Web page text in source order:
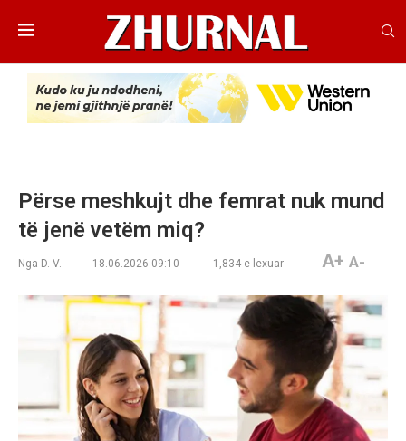
Përse meshkujt dhe femrat nuk mund
të jenë vetëm miq?
Nga D. V. 18.06.2026 09:10 1,834 e lexuar A+ A-